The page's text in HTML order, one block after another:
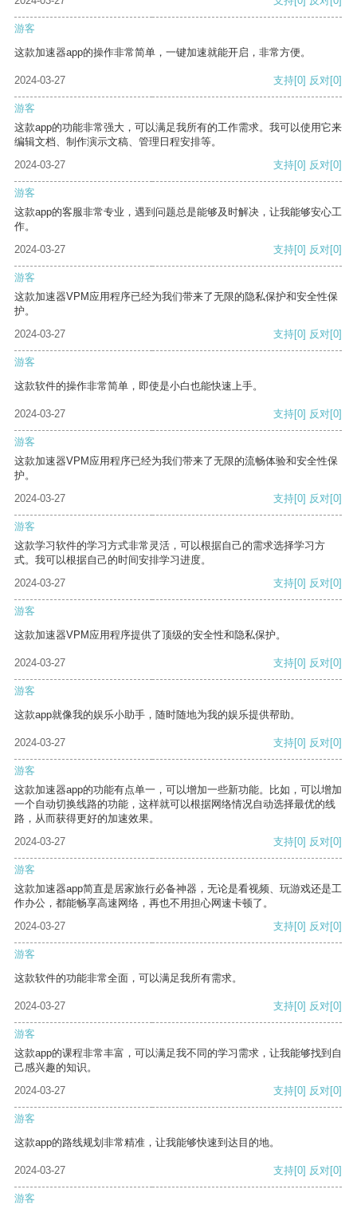
游客
这款加速器app的操作非常简单，一键加速就能开启，非常方便。
2024-03-27 支持[0] 反对[0]
游客
这款app的功能非常强大，可以满足我所有的工作需求。我可以使用它来
编辑文档、制作演示文稿、管理日程安排等。
2024-03-27
支持[0] 反对[0]
游客
这款app的客服非常专业，遇到问题总是能够及时解决，让我能够安心工
作。
2024-03-27
支持[0] 反对[0]
游客
这款加速器VPM应用程序已经为我们带来了无限的隐私保护和安全性保
护。
2024-03-27
支持[0] 反对[0]
游客
这款软件的操作非常简单，即使是小白也能快速上手。
2024-03-27 支持[0] 反对[0]
游客
这款加速器VPM应用程序已经为我们带来了无限的流畅体验和安全性保
护。
2024-03-27
支持[0] 反对[0]
游客
这款学习软件的学习方式非常灵活，可以根据自己的需求选择学习方
式。我可以根据自己的时间安排学习进度。
2024-03-27
支持[0] 反对[0]
游客
这款加速器VPM应用程序提供了顶级的安全性和隐私保护。
2024-03-27 支持[0] 反对[0]
游客
这款app就像我的娱乐小助手，随时随地为我的娱乐提供帮助。
2024-03-27 支持[0] 反对[0]
游客
这款加速器app的功能有点单一，可以增加一些新功能。比如，可以增加
一个自动切换线路的功能，这样就可以根据网络情况自动选择最优的线
路，从而获得更好的加速效果。
2024-03-27
支持[0] 反对[0]
游客
这款加速器app简直是居家旅行必备神器，无论是看视频、玩游戏还是工
作办公，都能畅享高速网络，再也不用担心网速卡顿了。
2024-03-27
支持[0] 反对[0]
游客
这款软件的功能非常全面，可以满足我所有需求。
2024-03-27 支持[0] 反对[0]
游客
这款app的课程非常丰富，可以满足我不同的学习需求，让我能够找到自
己感兴趣的知识。
2024-03-27
支持[0] 反对[0]
游客
这款app的路线规划非常精准，让我能够快速到达目的地。
2024-03-27 支持[0] 反对[0]
游客